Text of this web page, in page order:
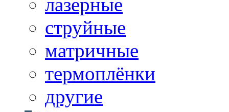
струйные
матричные
термоплёнки
другие